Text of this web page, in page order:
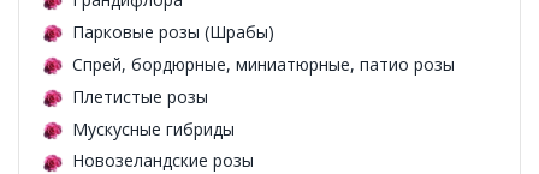
Парковые розы (Шрабы)
Спрей, бордюрные, миниатюрные, патио розы
Плетистые розы
Мускусные гибриды
Новозеландские розы